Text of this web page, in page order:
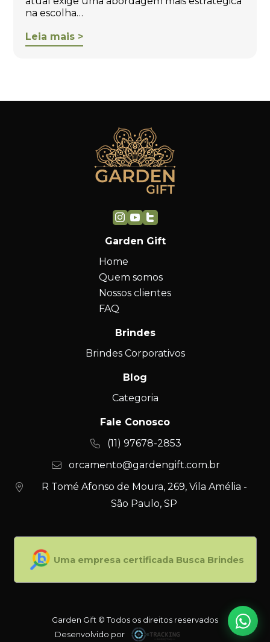
na escolha…
Leia mais >
Garden Gift
Home
Quem somos
Nossos clientes
FAQ
Brindes
Brindes Corporativos
Blog
Categoria
Fale Conosco
(11) 97678-2853
orcamento@gardengift.com.br
R Tomé Afonso de Moura, 269, Vila Amélia -
São Paulo, SP
Uma empresa certificada Busca Brindes
Garden Gift © Todos os direitos reservados
Desenvolvido por